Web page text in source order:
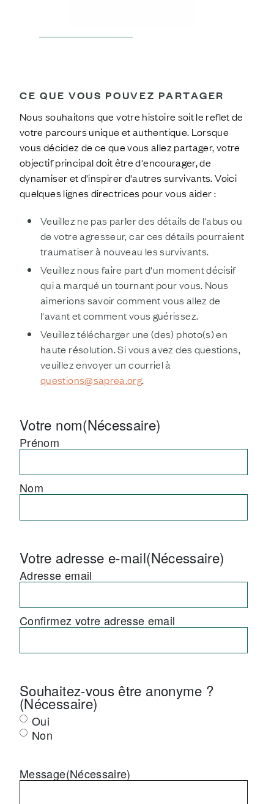
CE QUE VOUS POUVEZ PARTAGER
Nous souhaitons que votre histoire soit le reflet de
votre parcours unique et authentique. Lorsque
vous décidez de ce que vous allez partager, votre
objectif principal doit être d'encourager, de
dynamiser et d'inspirer d'autres survivants. Voici
quelques lignes directrices pour vous aider :
Veuillez ne pas parler des détails de l'abus ou
de votre agresseur, car ces détails pourraient
traumatiser à nouveau les survivants.
Veuillez nous faire part d'un moment décisif
qui a marqué un tournant pour vous. Nous
aimerions savoir comment vous allez de
l'avant et comment vous guérissez.
Veuillez télécharger une (des) photo(s) en
haute résolution. Si vous avez des questions,
veuillez envoyer un courriel à
questions@saprea.org.
Votre nom(Nécessaire)
Prénom
Nom
Votre adresse e-mail(Nécessaire)
Adresse email
Confirmez votre adresse email
Souhaitez-vous être anonyme ?
(Nécessaire)
Oui
Non
Message(Nécessaire)